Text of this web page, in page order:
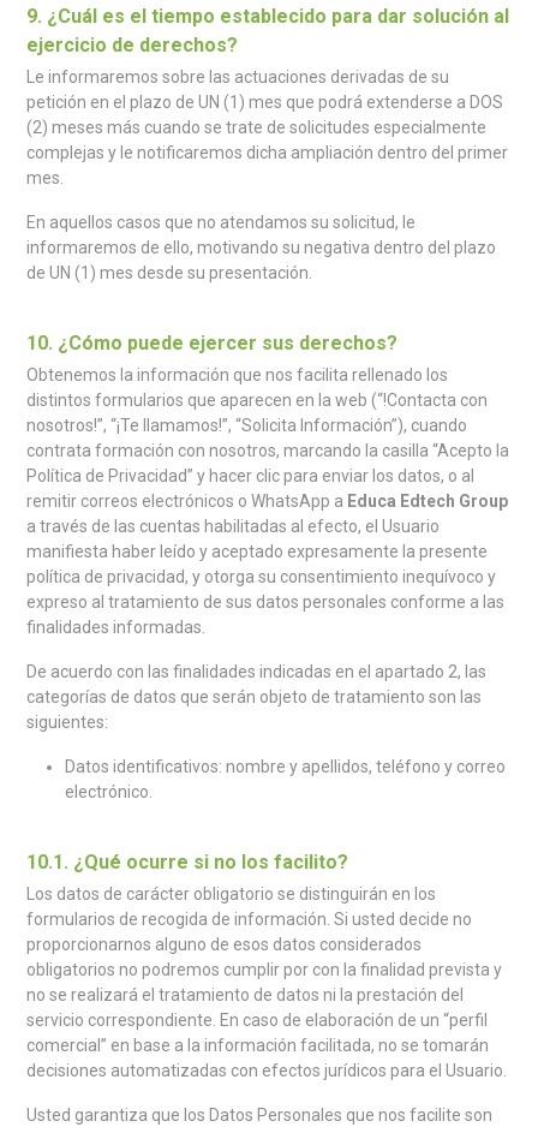
9. ¿Cuál es el tiempo establecido para dar solución al
ejercicio de derechos?
Le informaremos sobre las actuaciones derivadas de su
petición en el plazo de UN (1) mes que podrá extenderse a DOS
(2) meses más cuando se trate de solicitudes especialmente
complejas y le notificaremos dicha ampliación dentro del primer
mes.
En aquellos casos que no atendamos su solicitud, le
informaremos de ello, motivando su negativa dentro del plazo
de UN (1) mes desde su presentación.
10. ¿Cómo puede ejercer sus derechos?
Obtenemos la información que nos facilita rellenado los
distintos formularios que aparecen en la web (“!Contacta con
nosotros!”, “¡Te llamamos!”, “Solicita Información”), cuando
contrata formación con nosotros, marcando la casilla “Acepto la
Política de Privacidad” y hacer clic para enviar los datos, o al
remitir correos electrónicos o WhatsApp a Educa Edtech Group
a través de las cuentas habilitadas al efecto, el Usuario
manifiesta haber leído y aceptado expresamente la presente
política de privacidad, y otorga su consentimiento inequívoco y
expreso al tratamiento de sus datos personales conforme a las
finalidades informadas.
De acuerdo con las finalidades indicadas en el apartado 2, las
categorías de datos que serán objeto de tratamiento son las
siguientes:
Datos identificativos: nombre y apellidos, teléfono y correo
electrónico.
10.1. ¿Qué ocurre si no los facilito?
Los datos de carácter obligatorio se distinguirán en los
formularios de recogida de información. Si usted decide no
proporcionarnos alguno de esos datos considerados
obligatorios no podremos cumplir por con la finalidad prevista y
no se realizará el tratamiento de datos ni la prestación del
servicio correspondiente. En caso de elaboración de un “perfil
comercial” en base a la información facilitada, no se tomarán
decisiones automatizadas con efectos jurídicos para el Usuario.
Usted garantiza que los Datos Personales que nos facilite son